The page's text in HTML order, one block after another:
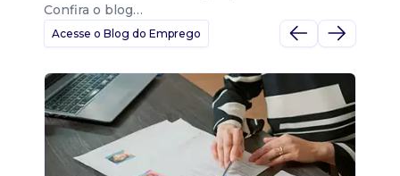
Confira o blog…
Acesse o Blog do Emprego